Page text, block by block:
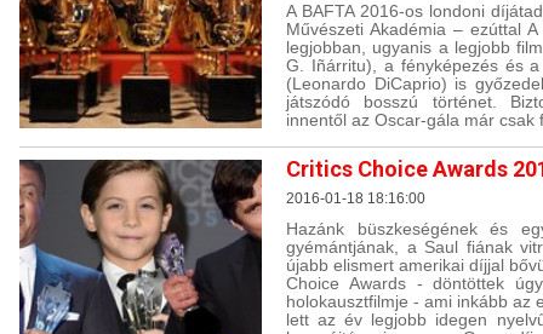
A BAFTA 2016-os londoni
Művészeti Akadémia – ezúttal
legjobban, ugyanis a legjobb
G. Iñárritu), a fényképezés és
(Leonardo DiCaprio) is
játszódó bosszú történet.
innentől az Oscar-gála már csak
Critics Choice Awards
2016-01-18 18:16:00
Hazánk büszkeségének és
gyémántjának, a Saul fiának
újabb elismert amerikai díjjal
Choice Awards - döntöttek
holokausztfilmje - ami inkább az
lett az év legjobb idegen